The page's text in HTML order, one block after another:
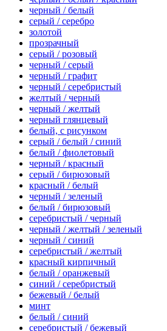
черный / белый
серый / серебро
золотой
прозрачный
серый / розовый
черный / серый
черный / графит
черный / серебристый
желтый / черный
черный / желтый
черный глянцевый
белый, с рисунком
серый / белый / синий
белый / фиолетовый
черный / красный
серый / бирюзовый
красный / белый
черный / зеленый
белый / бирюзовый
серебристый / черный
черный / желтый / зеленый
черный / синий
серебристый / желтый
красный кирпичный
белый / оранжевый
синий / серебристый
бежевый / белый
минт
белый / синий
серебристый / бежевый